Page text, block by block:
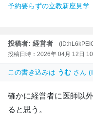
予約要らずの立教新座見学
投稿者: 経営者
投稿日時：2026年 04月 12日
この書き込みは うむ さん
確かに経営者に医師以
ると思う。